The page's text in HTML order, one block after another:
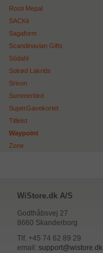
Rosti Mepal
SACKit
Sagaform
Scandinavian Gifts
Södahl
Solrød Lakrids
Srixon
Summerbird
SuperGavekortet
Titleist
Waypoint
Zone
WiStore.dk A/S
Godthåbsvej 27
8660 Skanderborg
Tlf. +45 74 62 89 29
email: support@wistore.dk